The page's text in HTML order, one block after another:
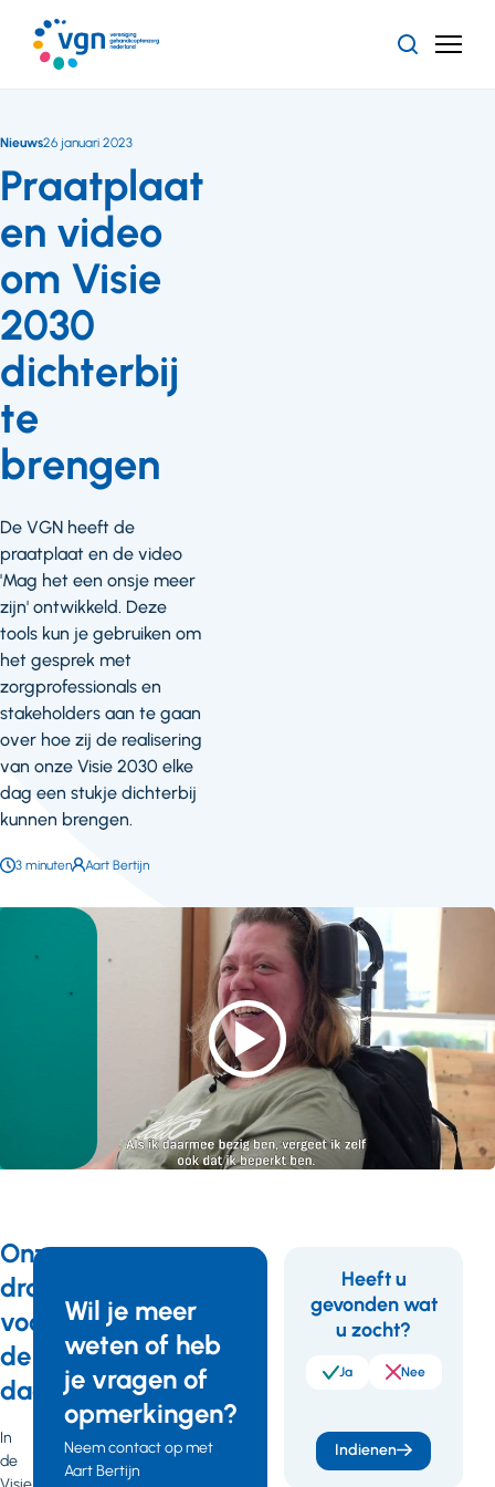
naar
hoofdinhoud
ZoekenMenu
Praatplaat
en video
om Visie
2030
dichterbij
te
brengen
Nieuws26 januari 2023
De VGN heeft de
praatplaat en de video
'Mag het een onsje meer
zijn' ontwikkeld. Deze
tools kun je gebruiken om
het gesprek met
zorgprofessionals en
stakeholders aan te gaan
over hoe zij de realisering
van onze Visie 2030 elke
dag een stukje dichterbij
kunnen brengen.
Leestijd:
3 minuten Auteur:
Aart Bertijn
Onze
droom
voor
de
dagbesteding
In
de
Praatplaat
'Mag het
een onsje
meer zijn'
26 januari
Wil je meer
weten of heb
je vragen of
opmerkingen?
Neem contact op met
Aart Bertijn
Feedback
Heeft u
gevonden wat
u zocht?
Ja Nee
Indienen